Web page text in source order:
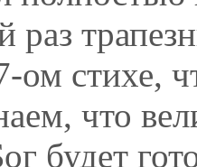
раз
стихе,
что
будет